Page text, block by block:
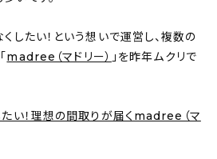
イテム
したい！という想いで運営し、複数の
madree（マドリー） 」を昨年ムクリで
たい！理想の間取りが届くmadree（マ